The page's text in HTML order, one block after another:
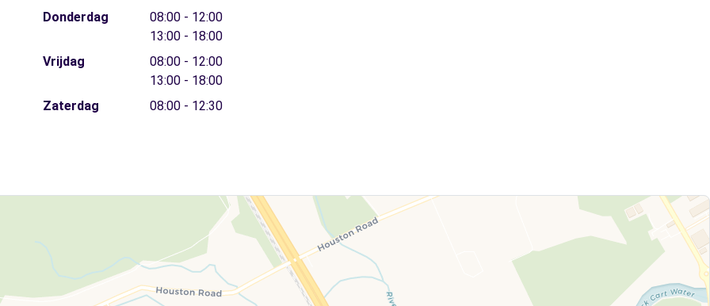
Donderdag
08:00 - 12:00
13:00 - 18:00
Vrijdag
08:00 - 12:00
13:00 - 18:00
Zaterdag
08:00 - 12:30